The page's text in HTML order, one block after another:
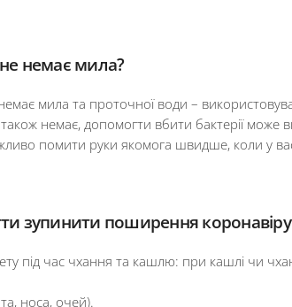
немає мила?
мила та проточної води –
немає, допомогти вбити бактерії
помити руки якомога швидше, коли у
зупинити поширення
під час чхання та кашлю: при кашлі чи
носа, очей).